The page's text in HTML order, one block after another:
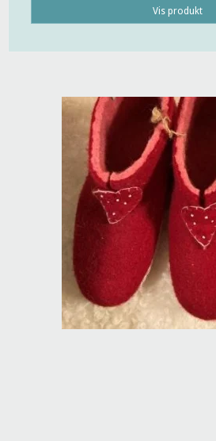
Vis produkt